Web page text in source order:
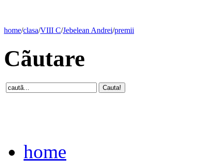
home/clasa/VIII C/Jebelean Andrei/premii
Cãutare
home